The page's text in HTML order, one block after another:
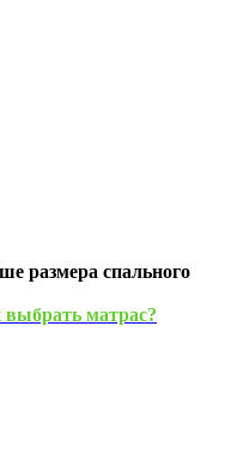
размера спального
матрас?